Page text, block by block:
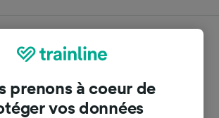
bus de Lyon Gorge de Loup à
au bon endroit.
billets de bus, lancez simplement
dessus. Nous comparons les temps
prenons à coeur de
vos données